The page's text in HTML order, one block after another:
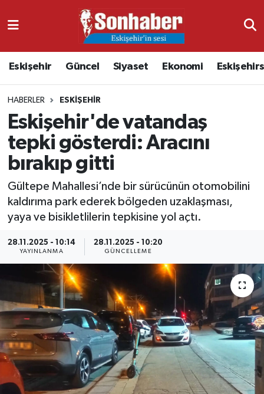
Eskişehir Güncel Siyaset Ekonomi
HABERLER ESKIŞEHIR
Eskişehir'de vatandaş
tepki gösterdi: Aracını
bırakıp gitti
Gültepe Mahallesi’nde bir sürücünün otomobilini
kaldırıma park ederek bölgeden uzaklaşması,
yaya ve bisikletlilerin tepkisine yol açtı.
28.11.2025 - 10:14
YAYINLANMA
28.11.2025 - 10:20
GÜNCELLEME
Ekonomi
Güncel
Kültür & Sanat
Magazin
Sağlık
Siyaset
Spor
Nöbetçi Eczaneler
Namaz Vakitleri
Trafik Durumu
Süper Lig Puan Durumu ve Fikstür
Tüm Manşetler
Son Dakika Haberleri
Haber Arşivi